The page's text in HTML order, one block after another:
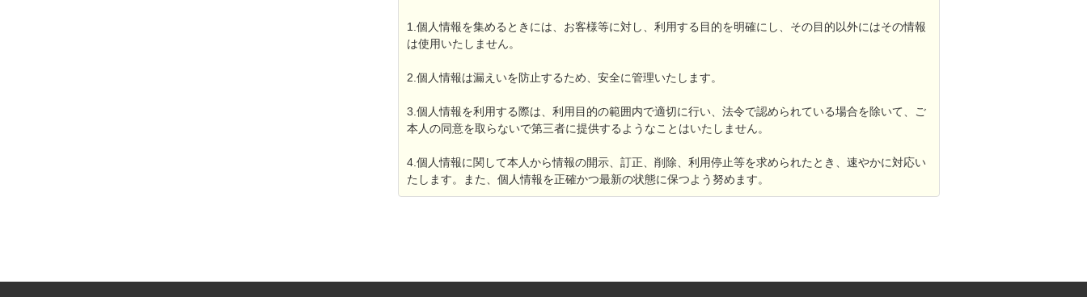
1.個人情報を集めるときには、お客様等に対し、利用する目的を明確にし、その目的以外にはその情報
は使用いたしません。
2.個人情報は漏えいを防止するため、安全に管理いたします。
3.個人情報を利用する際は、利用目的の範囲内で適切に行い、法令で認められている場合を除いて、ご
本人の同意を取らないで第三者に提供するようなことはいたしません。
4.個人情報に関して本人から情報の開示、訂正、削除、利用停止等を求められたとき、速やかに対応い
たします。また、個人情報を正確かつ最新の状態に保つよう努めます。